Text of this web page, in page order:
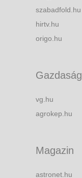
szabadfold.hu
hirtv.hu
origo.hu
Gazdaság
vg.hu
agrokep.hu
Magazin
astronet.hu